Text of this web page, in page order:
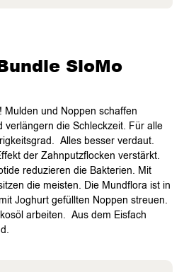
SloMo
Mulden und Noppen schaffen
verlängern die Schleckzeit. Für alle
Alles besser verdaut.
der Zahnputzflocken verstärkt.
reduzieren die Bakterien. Mit
die meisten. Die Mundflora ist in
Joghurt gefüllten Noppen streuen.
arbeiten. Aus dem Eisfach